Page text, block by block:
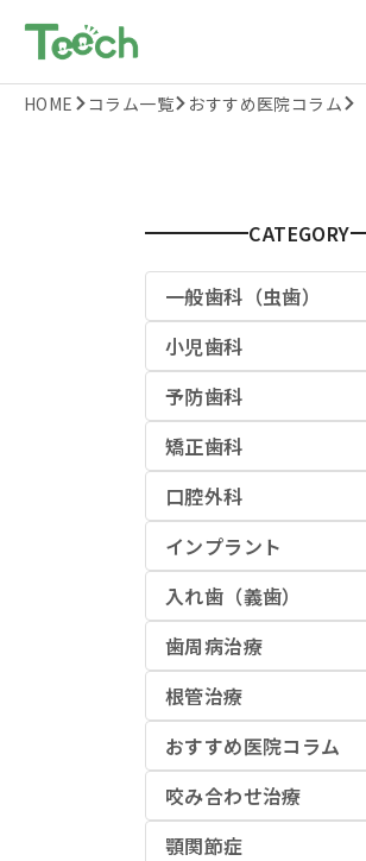
HOME コラム一覧 おすすめ医院コラム
CATEGORY
一般歯科（虫歯）
小児歯科
予防歯科
矯正歯科
口腔外科
インプラント
入れ歯（義歯）
歯周病治療
根管治療
おすすめ医院コラム
咬み合わせ治療
顎関節症